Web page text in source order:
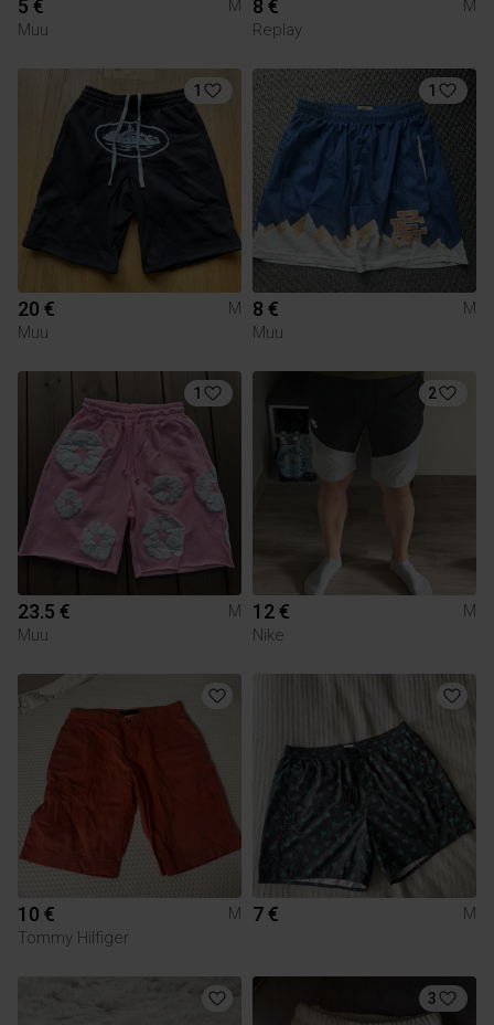
5 €
M
Muu
8 €
M
Replay
1
20 €
M
Muu
1
8 €
M
Muu
1
23.5 €
M
Muu
2
12 €
M
Nike
10 €
M
Tommy Hilfiger
7 € M
3